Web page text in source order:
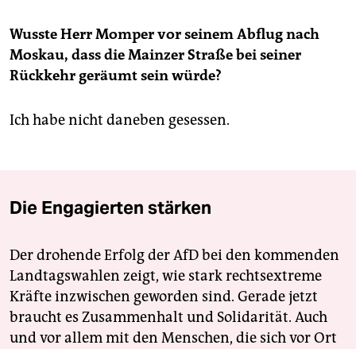
Wusste Herr Momper vor seinem Abflug nach
Moskau, dass die Mainzer Straße bei seiner
Rückkehr geräumt sein würde?
Ich habe nicht daneben gesessen.
Die Engagierten stärken
Der drohende Erfolg der AfD bei den kommenden
Landtagswahlen zeigt, wie stark rechtsextreme
Kräfte inzwischen geworden sind. Gerade jetzt
braucht es Zusammenhalt und Solidarität. Auch
und vor allem mit den Menschen, die sich vor Ort